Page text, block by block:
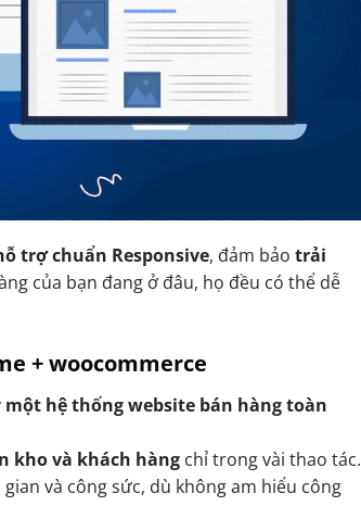
trợ chuẩn Responsive, đảm bảo trải
của bạn đang ở đâu, họ đều có thể dễ
+ woocommerce
một hệ thống website bán hàng toàn
kho và khách hàng chỉ trong vài thao tác.
và công sức, dù không am hiểu công